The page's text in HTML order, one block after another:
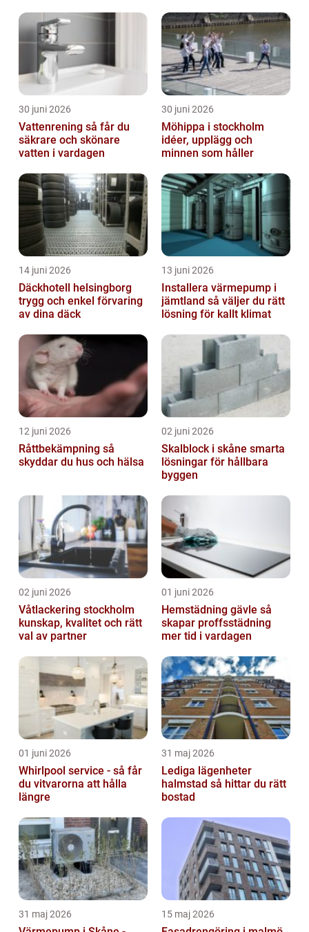
30 juni 2026
Vattenrening så får du
säkrare och skönare
vatten i vardagen
30 juni 2026
Möhippa i stockholm
idéer, upplägg och
minnen som håller
14 juni 2026
Däckhotell helsingborg
trygg och enkel förvaring
av dina däck
13 juni 2026
Installera värmepump i
jämtland så väljer du rätt
lösning för kallt klimat
12 juni 2026
Råttbekämpning så
skyddar du hus och hälsa
02 juni 2026
Skalblock i skåne smarta
lösningar för hållbara
byggen
02 juni 2026
Våtlackering stockholm
kunskap, kvalitet och rätt
val av partner
01 juni 2026
Hemstädning gävle så
skapar proffsstädning
mer tid i vardagen
01 juni 2026
Whirlpool service - så får
du vitvarorna att hålla
längre
31 maj 2026
Lediga lägenheter
halmstad så hittar du rätt
bostad
31 maj 2026 15 maj 2026